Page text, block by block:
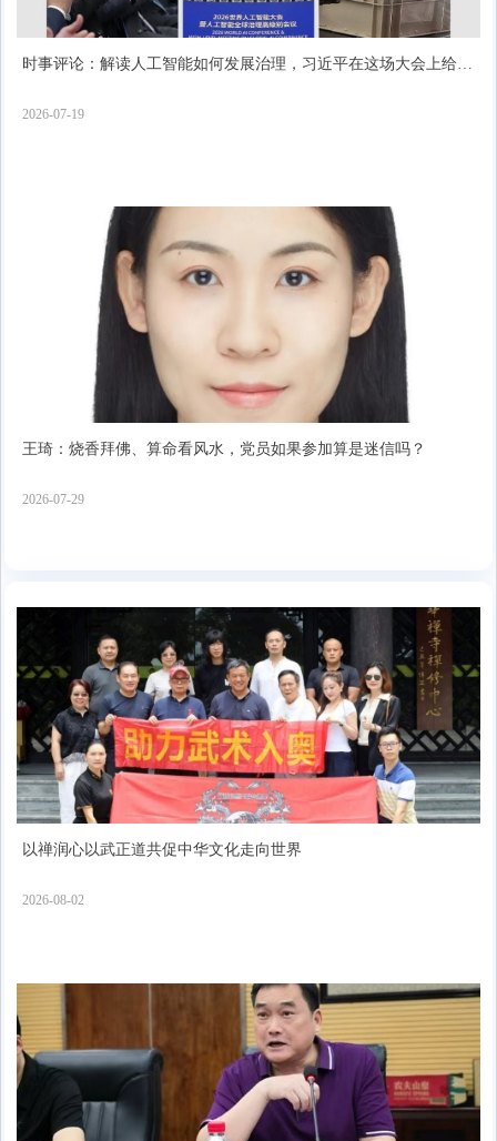
时事评论：解读人工智能如何发展治理，习近平在这场大会上给出
2026-07-19
王琦：烧香拜佛、算命看风水，党员如果参加算是迷信吗？
2026-07-29
以禅润心以武正道共促中华文化走向世界
2026-08-02